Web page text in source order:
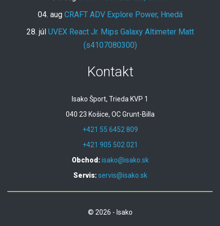
04. aug CRAFT ADV Explore Power, Hnedá
28. júl UVEX React Jr. Mips Galaxy Altimeter Matt
(s4107080300)
Kontakt
Isako Šport, Trieda KVP 1
040 23 Košice, OC Grunt-Billa
+421 55 6452 809
+421 905 502 021
Obchod:isako@isako.sk
Servis:servis@isako.sk
© 2026 - Isako